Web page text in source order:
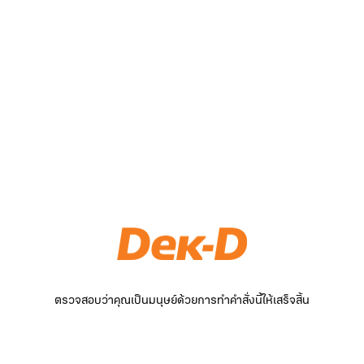
ตรวจสอบว่าคุณเป็นมนุษย์ด้วยการทำคำสั่งนี้ให้เสร็จสิ้น